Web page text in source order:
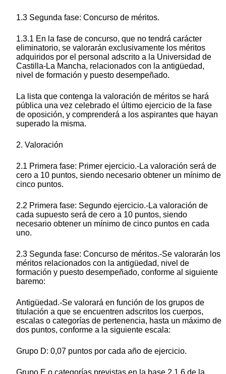
1.3 Segunda fase: Concurso de méritos.
1.3.1 En la fase de concurso, que no tendrá carácter
eliminatorio, se valorarán exclusivamente los méritos
adquiridos por el personal adscrito a la Universidad de
Castilla-La Mancha, relacionados con la antigüedad,
nivel de formación y puesto desempeñado.
La lista que contenga la valoración de méritos se hará
pública una vez celebrado el último ejercicio de la fase
de oposición, y comprenderá a los aspirantes que hayan
superado la misma.
2. Valoración
2.1 Primera fase: Primer ejercicio.-La valoración será de
cero a 10 puntos, siendo necesario obtener un mínimo de
cinco puntos.
2.2 Primera fase: Segundo ejercicio.-La valoración de
cada supuesto será de cero a 10 puntos, siendo
necesario obtener un mínimo de cinco puntos en cada
uno.
2.3 Segunda fase: Concurso de méritos.-Se valorarán los
méritos relacionados con la antigüedad, nivel de
formación y puesto desempeñado, conforme al siguiente
baremo:
Antigüedad.-Se valorará en función de los grupos de
titulación a que se encuentren adscritos los cuerpos,
escalas o categorías de pertenencia, hasta un máximo de
dos puntos, conforme a la siguiente escala:
Grupo D: 0,07 puntos por cada año de ejercicio.
Grupo E o categorías previstas en la base 2.1.6 de la